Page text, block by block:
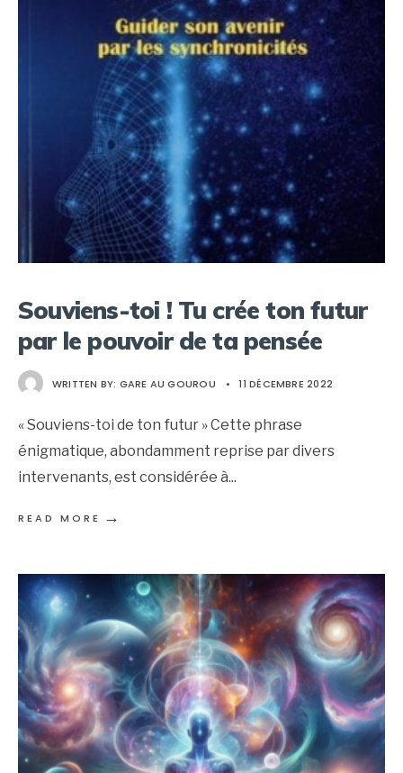
Souviens-toi ! Tu crée ton futur
par le pouvoir de ta pensée
WRITTEN BY: GARE AU GOUROU • 11 DÉCEMBRE 2022
« Souviens-toi de ton futur » Cette phrase
énigmatique, abondamment reprise par divers
intervenants, est considérée à...
READ MORE →